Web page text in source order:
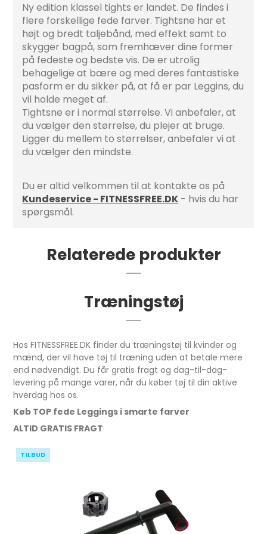
Ny edition klassel tights er landet. De findes i
flere forskellige fede farver. Tightsne har et
højt og bredt taljebånd, med effekt samt to
skygger bagpå, som fremhæver dine former
på fedeste og bedste vis. De er utrolig
behagelige at bære og med deres fantastiske
pasform er du sikker på, at få er par Leggins, du
vil holde meget af.
Tightsne er i normal størrelse. Vi anbefaler, at
du vælger den størrelse, du plejer at bruge.
Ligger du mellem to størrelser, anbefaler vi at
du vælger den mindste.
Du er altid velkommen til at kontakte os på
Kundeservice - FITNESSFREE.DK - hvis du har
spørgsmål.
Relaterede produkter
Træningstøj
Hos FITNESSFREE.DK finder du træningstøj til kvinder og
mænd, der vil have tøj til træning uden at betale mere
end nødvendigt. Du får gratis fragt og dag-til-dag-
levering på mange varer, når du køber tøj til din aktive
hverdag hos os.
Køb TOP fede Leggings i smarte farver
ALTID GRATIS FRAGT
TILBUD